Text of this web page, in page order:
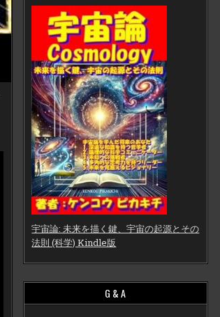
宇宙論: 未来を描く鍵、宇宙の起源とその
法則 (科学) Kindle版
G & A